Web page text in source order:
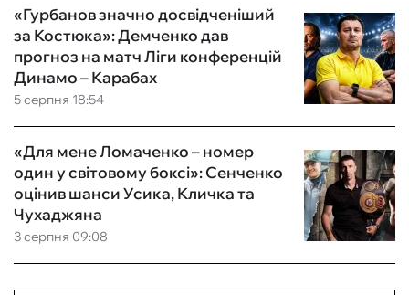
5 серпня 18:54
«Гурбанов значно досвідченіший
за Костюка»: Демченко дав
прогноз на матч Ліги конференцій
Динамо – Карабах
3 серпня 09:08
«Для мене Ломаченко – номер
один у світовому боксі»: Сенченко
оцінив шанси Усика, Кличка та
Чухаджяна